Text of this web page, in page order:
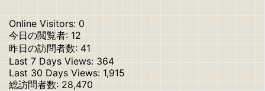
Online Visitors: 0
今日の閲覧者: 12
昨日の訪問者数: 41
Last 7 Days Views: 364
Last 30 Days Views: 1,915
総訪問者数: 28,470